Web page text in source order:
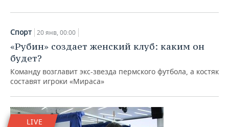
Спорт 20 янв, 00:00
«Рубин» создает женский клуб: каким он
будет?
Команду возглавит экс-звезда пермского футбола, а костяк
составят игроки «Мираса»
LIVE